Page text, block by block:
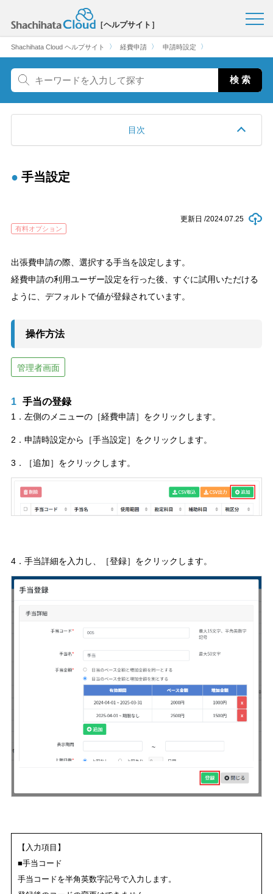
［ヘルプサイト］
Shachihata Cloud ヘルプサイト 〉 経費申請 〉 申請時設定 〉
目次
手当設定
有料オプション
更新日 /2024.07.25
出張費申請の際、選択する手当を設定します。
経費申請の利用ユーザー設定を行った後、すぐに試用いただける
ように、デフォルトで値が登録されています。
操作方法
管理者画面
1 手当の登録
1．左側のメニューの［経費申請］をクリックします。
2．申請時設定から［手当設定］をクリックします。
3．［追加］をクリックします。
4．手当詳細を入力し、［登録］をクリックします。
【入力項目】
■手当コード
手当コードを半角英数字記号で入力します。